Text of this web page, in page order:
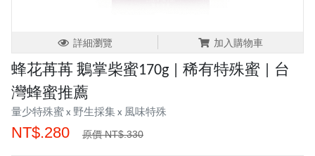
詳細瀏覽 加入購物車
蜂花苒苒 鵝掌柴蜜170g | 稀有特殊蜜 | 台
灣蜂蜜推薦
量少特殊蜜 x 野生採集 x 風味特殊
NT$.280 原價 NT$.330